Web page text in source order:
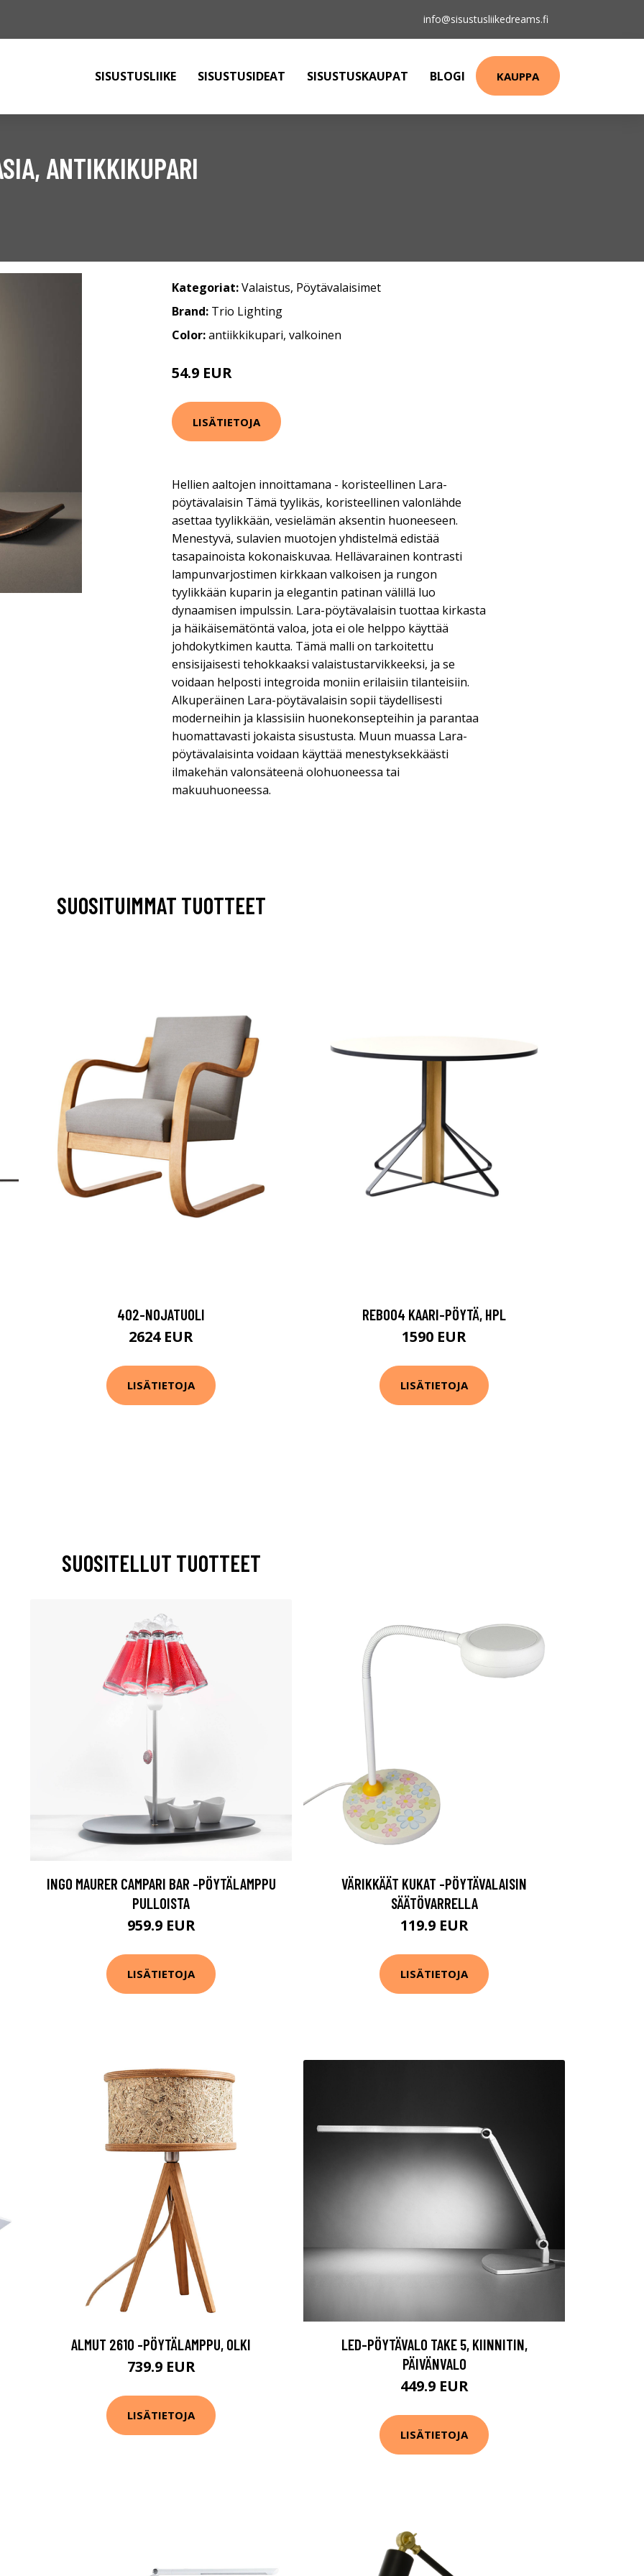
info@sisustusliikedreams.fi
SISUSTUSLIIKE SISUSTUSIDEAT SISUSTUSKAUPAT BLOGI KAUPPA
ANTIKKIKUPARI
Kategoriat:Valaistus, Pöytävalaisimet
Brand: Trio Lighting
Color:antiikkikupari, valkoinen
54.9 EUR
LISÄTIETOJA
Hellien aaltojen innoittamana - koristeellinen Lara-
pöytävalaisin Tämä tyylikäs, koristeellinen valonlähde
asettaa tyylikkään, vesielämän aksentin huoneeseen.
Menestyvä, sulavien muotojen yhdistelmä edistää
tasapainoista kokonaiskuvaa. Hellävarainen kontrasti
lampunvarjostimen kirkkaan valkoisen ja rungon
tyylikkään kuparin ja elegantin patinan välillä luo
dynaamisen impulssin. Lara-pöytävalaisin tuottaa kirkasta
ja häikäisemätöntä valoa, jota ei ole helppo käyttää
johdokytkimen kautta. Tämä malli on tarkoitettu
ensisijaisesti tehokkaaksi valaistustarvikkeeksi, ja se
voidaan helposti integroida moniin erilaisiin tilanteisiin.
Alkuperäinen Lara-pöytävalaisin sopii täydellisesti
moderneihin ja klassisiin huonekonsepteihin ja parantaa
huomattavasti jokaista sisustusta. Muun muassa Lara-
pöytävalaisinta voidaan käyttää menestyksekkäästi
ilmakehän valonsäteenä olohuoneessa tai
makuuhuoneessa.
SUOSITUIMMAT TUOTTEET
402-NOJATUOLI
2624 EUR
LISÄTIETOJA
REB004 KAARI-PÖYTÄ, HPL
1590 EUR
LISÄTIETOJA
SUOSITELLUT TUOTTEET
INGO MAURER CAMPARI BAR -PÖYTÄLAMPPU
PULLOISTA
959.9 EUR
LISÄTIETOJA
VÄRIKKÄÄT KUKAT -PÖYTÄVALAISIN
SÄÄTÖVARRELLA
119.9 EUR
LISÄTIETOJA
ALMUT 2610 -PÖYTÄLAMPPU, OLKI
739.9 EUR
LISÄTIETOJA
LED-PÖYTÄVALO TAKE 5, KIINNITIN,
PÄIVÄNVALO
449.9 EUR
LISÄTIETOJA